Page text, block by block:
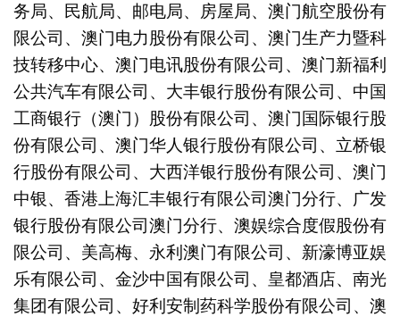
务局、民航局、邮电局、房屋局、澳门航空股份有
限公司、澳门电力股份有限公司、澳门生产力暨科
技转移中心、澳门电讯股份有限公司、澳门新福利
公共汽车有限公司、大丰银行股份有限公司、中国
工商银行（澳门）股份有限公司、澳门国际银行股
份有限公司、澳门华人银行股份有限公司、立桥银
行股份有限公司、大西洋银行股份有限公司、澳门
中银、香港上海汇丰银行有限公司澳门分行、广发
银行股份有限公司澳门分行、澳娱综合度假股份有
限公司、美高梅、永利澳门有限公司、新濠博亚娱
乐有限公司、金沙中国有限公司、皇都酒店、南光
集团有限公司、好利安制药科学股份有限公司、澳